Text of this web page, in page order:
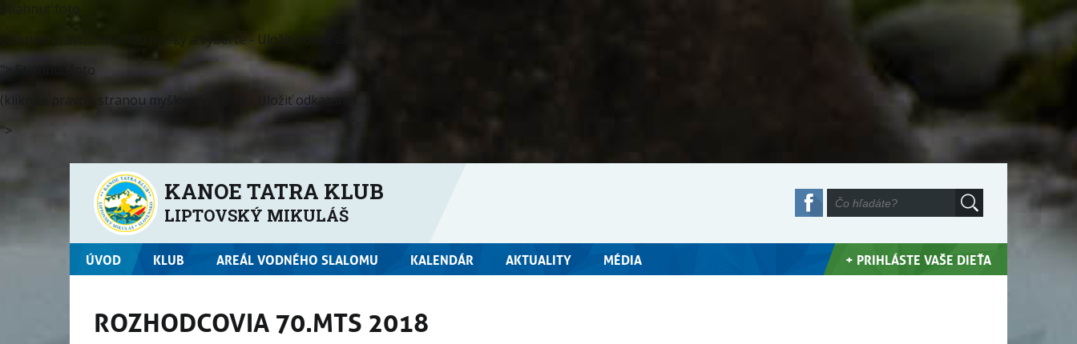
Stiahnuť foto
(kliknite pravou stranou myšky a vyberte - Uložiť odkaz ako...)
"> Stiahnuť foto
(kliknite pravou stranou myšky a vyberte - Uložiť odkaz ako...)
">
KANOE TATRA KLUB
LIPTOVSKÝ MIKULÁŠ
ÚVOD KLUB AREÁL VODNÉHO SLALOMU KALENDÁR AKTUALITY MÉDIA + PRIHLÁSTE VAŠE DIEŤA
ROZHODCOVIA 70.MTS 2018